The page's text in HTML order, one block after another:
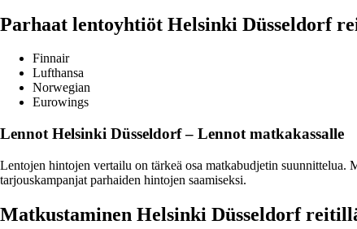
Parhaat lentoyhtiöt Helsinki Düsseldorf
Finnair
Lufthansa
Norwegian
Eurowings
Lennot Helsinki Düsseldorf – Lennot matkakassalle
Lentojen hintojen vertailu on tärkeä osa matkabudjetin suunnittelua.
tarjouskampanjat parhaiden hintojen saamiseksi.
Matkustaminen Helsinki Düsseldorf